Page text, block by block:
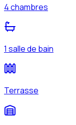
4 chambres
1 salle de bain
Terrasse